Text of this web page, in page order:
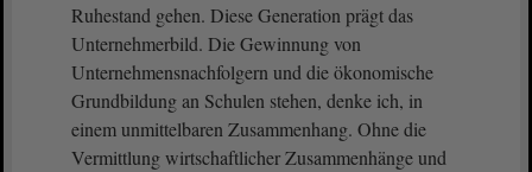
Ruhestand gehen. Diese Generation prägt das
Unternehmerbild. Die Gewinnung von
Unternehmensnachfolgern und die ökonomische
Grundbildung an Schulen stehen, denke ich, in
einem unmittelbaren Zusammenhang. Ohne die
Vermittlung wirtschaftlicher Zusammenhänge und